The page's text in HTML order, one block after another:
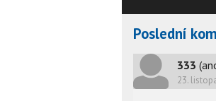
Poslední
333
23.